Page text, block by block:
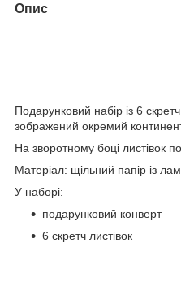
Опис
Подарунковий набір із 6
зображений окремий
На зворотному боці листівок
Матеріал: щільний папір із
У наборі:
подарунковий конверт
6 скретч листівок